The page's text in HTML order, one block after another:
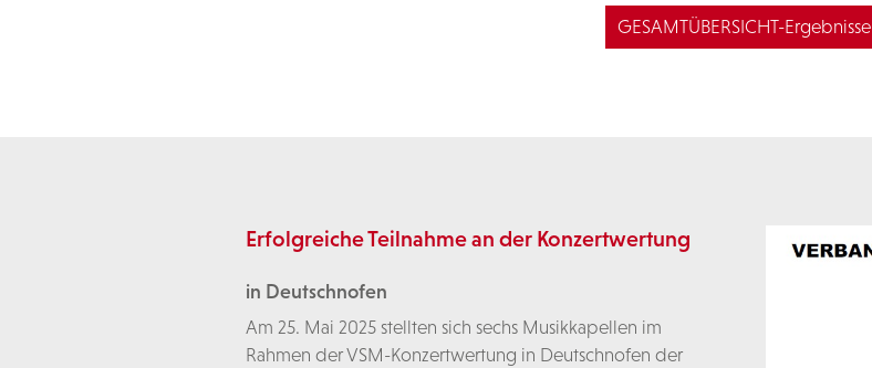
GESAMTÜBERSICHT-Ergebnisse
Erfolgreiche Teilnahme an der Konzertwertung
in Deutschnofen
Am 25. Mai 2025 stellten sich sechs Musikkapellen im
Rahmen der VSM-Konzertwertung in Deutschnofen der